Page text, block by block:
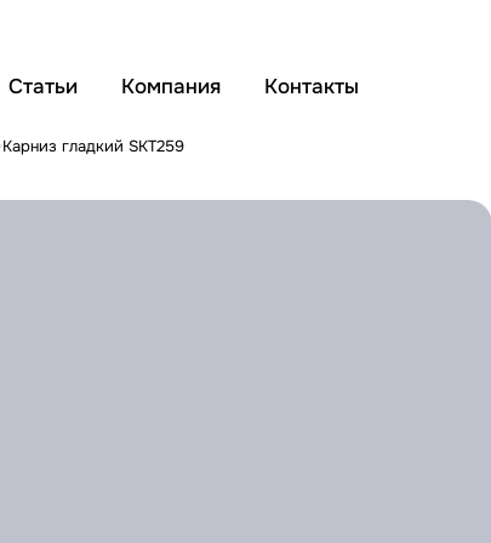
Статьи Компания Контакты
Карниз гладкий SKT259